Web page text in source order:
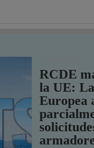
RCDE
la UE:
Europea